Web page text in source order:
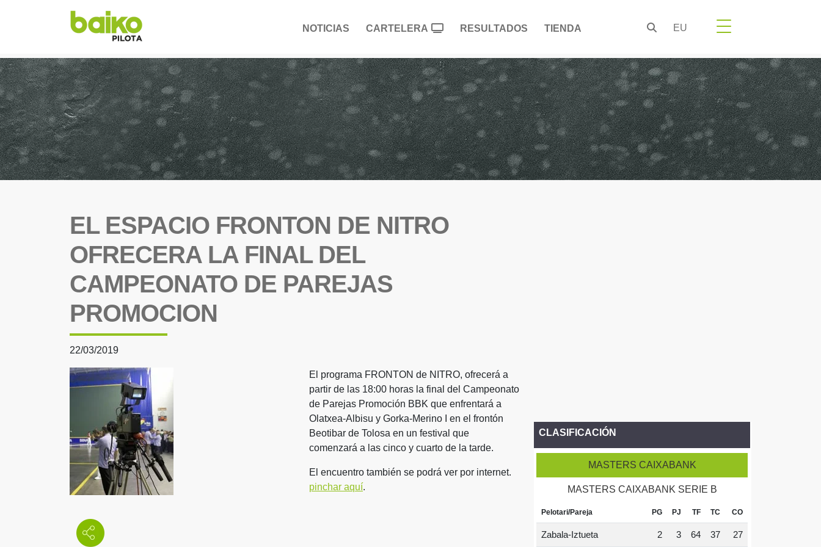
NOTICIAS CARTELERA RESULTADOS TIENDA EU
EL ESPACIO FRONTON DE NITRO
OFRECERA LA FINAL DEL
CAMPEONATO DE PAREJAS
PROMOCION
22/03/2019
El programa FRONTON de NITRO, ofrecerá a
partir de las 18:00 horas la final del Campeonato
de Parejas Promoción BBK que enfrentará a
Olatxea-Albisu y Gorka-Merino I en el frontón
Beotibar de Tolosa en un festival que
comenzará a las cinco y cuarto de la tarde.
El encuentro también se podrá ver por internet.
pinchar aquí.
CLASIFICACIÓN
MASTERS CAIXABANK
MASTERS CAIXABANK SERIE B
Pelotari/Pareja PG PJ TF TC CO
Zabala-Iztueta 2 3 64 37 27